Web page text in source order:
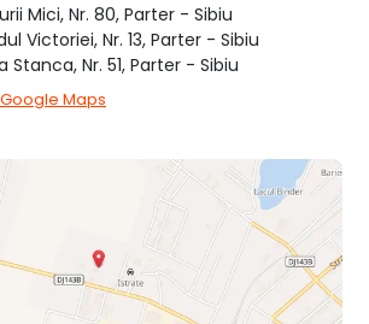
Mici, Nr. 80, Parter - Sibiu
Victoriei, Nr. 13, Parter - Sibiu
Stanca, Nr. 51, Parter - Sibiu
Maps